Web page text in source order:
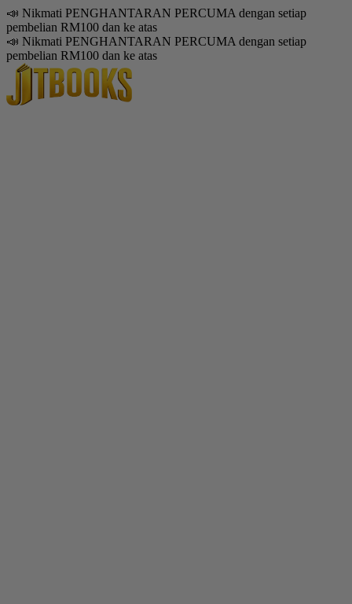
📣 Nikmati PENGHANTARAN PERCUMA dengan setiap
pembelian RM100 dan ke atas
📣 Nikmati PENGHANTARAN PERCUMA dengan setiap
pembelian RM100 dan ke atas